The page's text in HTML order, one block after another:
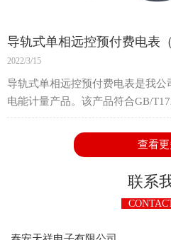
导轨式单相远控预付费电表
2022/3/15
导轨式单相远控预付费电表是我
电能计量产品。该产品符合GB/
交流有功电能表的相关技术要求，
230V，频率50Hz或60Hz的单相交
该产品适用电压范围宽，可靠性
并且具有防窃电等功能。它采用
方便，采用标准35mm导轨安装，
厂企业的单相电能计量和集中式安
查看更
联系